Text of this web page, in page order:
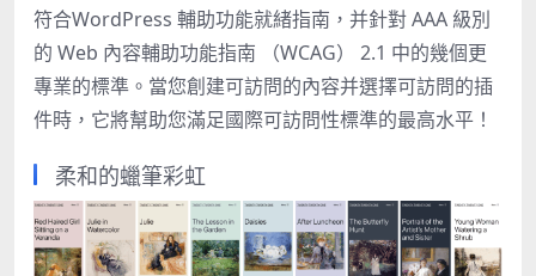
符合WordPress 輔助功能就緒指南， 并針對 AAA 級別
的 Web 內容輔助功能指南 （WCAG） 2.1 中的幾個更
專業的標準 。當您創建可訪問的內容并選擇可訪問的插
件時，它將幫助您滿足國際可訪問性標準的最高水平！
柔和的蠟筆彩虹